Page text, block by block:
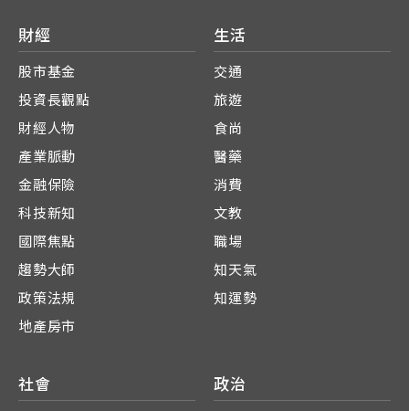
財經
股市基金
投資長觀點
財經人物
產業脈動
金融保險
科技新知
國際焦點
趨勢大師
政策法規
地產房市
生活
交通
旅遊
食尚
醫藥
消費
文教
職場
知天氣
知運勢
社會 政治